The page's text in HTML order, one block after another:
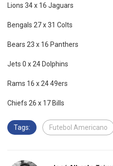
Lions 34 x 16 Jaguars
Bengals 27 x 31 Colts
Bears 23 x 16 Panthers
Jets 0 x 24 Dolphins
Rams 16 x 24 49ers
Chiefs 26 x 17 Bills
Tags: Futebol Americano